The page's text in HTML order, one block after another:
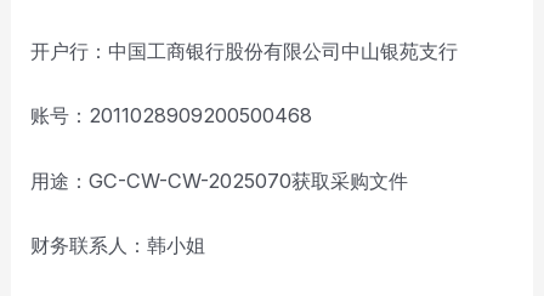
开户行：中国工商银行股份有限公司中山银苑支行
账号：2011028909200500468
用途：GC-CW-CW-2025070获取采购文件
财务联系人：韩小姐